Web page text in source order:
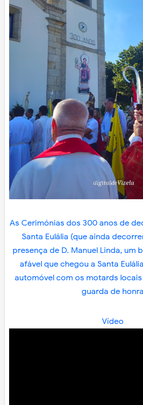
As Cerimónias dos 300 anos de
Santa Eulália (que ainda
presença de D. Manuel Linda, um
afável que chegou a Santa
automóvel com os motards
guarda de
Vídeo